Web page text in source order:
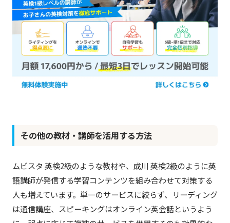
その他の教材・講師を活用する方法
ムビスタ 英検2級のような教材や、成川 英検2級のように英
語講師が発信する学習コンテンツを組み合わせて対策する
人も増えています。単一のサービスに絞らず、リーディング
は通信講座、スピーキングはオンライン英会話というよう